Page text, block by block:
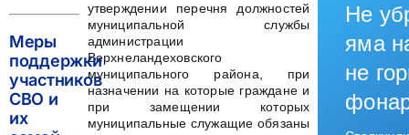
утверждении перечня должностей
муниципальной службы
администрации
Верхнеландеховского
муниципального района, при
назначении на которые граждане и
при замещении которых
муниципальные служащие обязаны
Меры
поддержки
участников
СВО и
их
Не
яма
не